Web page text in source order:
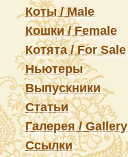
Коты / Male
Кошки / Female
Котята / For Sale
Ньютеры
Выпускники
Статьи
Галерея / Gallery
Ссылки